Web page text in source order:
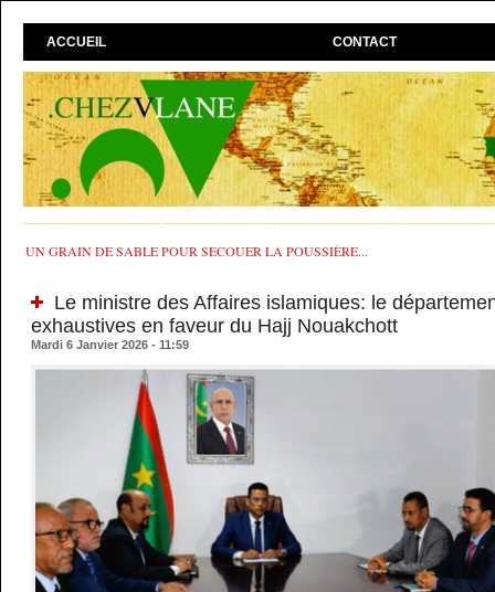
ACCUEIL CONTACT
UN GRAIN DE SABLE POUR SECOUER LA POUSSIÈRE...
Le ministre des Affaires islamiques: le
exhaustives en faveur du Hajj Nouakchott
Mardi 6 Janvier 2026 - 11:59